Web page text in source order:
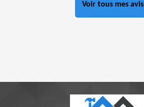
Voir tous mes avis